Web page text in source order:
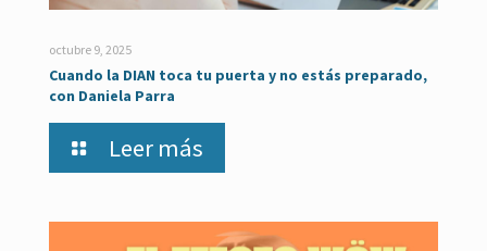
octubre 9, 2025
Cuando la DIAN toca tu puerta y no estás preparado,
con Daniela Parra
Leer más